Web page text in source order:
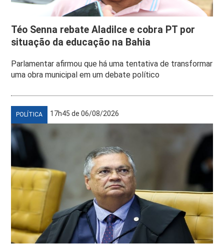
Téo Senna rebate Aladilce e cobra PT por
situação da educação na Bahia
Parlamentar afirmou que há uma tentativa de transformar
uma obra municipal em um debate político
POLÍTICA 17h45 de 06/08/2026